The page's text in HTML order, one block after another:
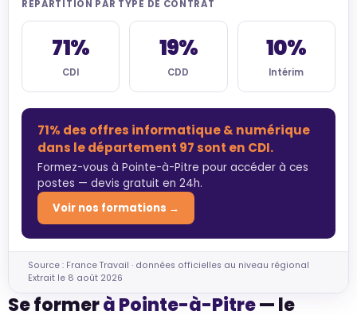
RÉPARTITION PAR TYPE DE CONTRAT
71%
CDI
19%
CDD
10%
Intérim
71% des offres informatique & numérique
dans le département 97 sont en CDI.
Formez-vous à Pointe-à-Pitre pour accéder à ces
postes — devis gratuit en 24h.
Voir nos formations →
Source : France Travail · données officielles au niveau régional
Extrait le 8 août 2026
Se formerà Pointe-à-Pitre— le